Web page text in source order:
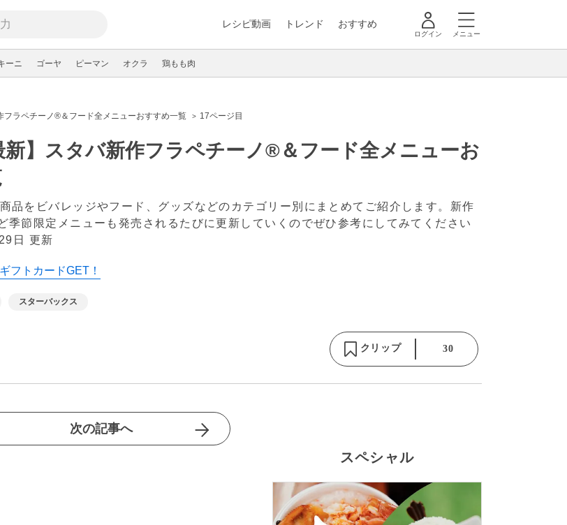
レシピ動画 トレンド おすすめ
ログイン メニュー
ーニ ゴーヤ ピーマン オクラ 鶏もも肉
フラペチーノ®＆フード全メニューおすすめ一覧 17ページ目
新】スタバ新作フラペチーノ®＆フード全メニューお
品をビバレッジやフード、グッズなどのカテゴリー別にまとめてご紹介します。新作
季節限定メニューも発売されるたびに更新していくのでぜひ参考にしてみてください
日 更新
フトカードGET！
スターバックス
クリップ 30
次の記事へ
スペシャル